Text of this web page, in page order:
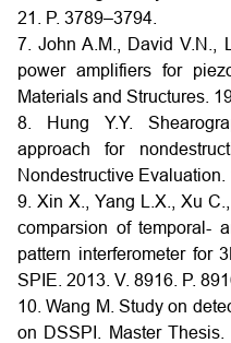
21. P. 3789–3794.
7. John A.M., David V.N.,
power amplifiers for
Materials and Structures.
8. Hung Y.Y.
approach for
Nondestructive Evaluation.
9. Xin X., Yang L.X., Xu
comparsion of temporal-
pattern interferometer for
SPIE. 2013. V. 8916. P.
10. Wang M. Study on
on DSSPI. Master